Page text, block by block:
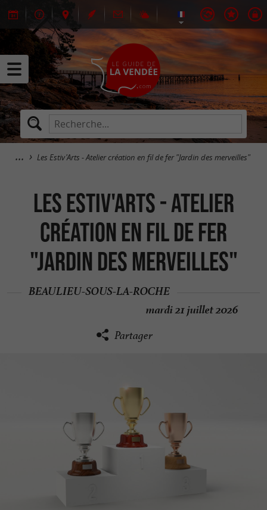
Les Estiv'Arts - Atelier création en fil de fer "Jardin des merveilles"
Les Estiv'Arts - Atelier
création en fil de fer
"Jardin des merveilles"
BEAULIEU-SOUS-LA-ROCHE
mardi 21 juillet 2026
Partager